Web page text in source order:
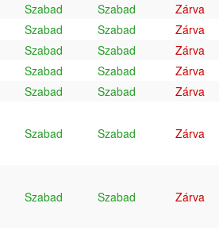
Szabad Szabad
Zárva
Szabad Szabad
Zárva
Szabad Szabad
Zárva
Szabad Szabad
Zárva
Szabad Szabad
Zárva
Szabad Szabad Zárva
Szabad Szabad Zárva